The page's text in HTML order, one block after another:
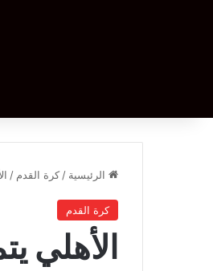
الرئيسية / كرة القدم /
كرة القدم
الأهلي